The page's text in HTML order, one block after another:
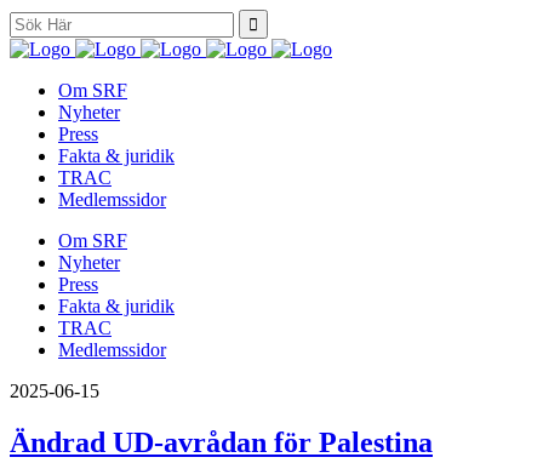
Search
for:
Om SRF
Nyheter
Press
Fakta & juridik
TRAC
Medlemssidor
Om SRF
Nyheter
Press
Fakta & juridik
TRAC
Medlemssidor
2025-06-15
Ändrad UD-avrådan för Palestina